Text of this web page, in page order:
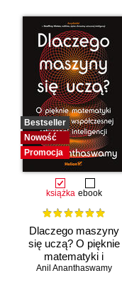
Bestseller
Nowość
Promocja
książka ebook
Dlaczego maszyny
się uczą? O pięknie
matematyki i
działaniu
Anil Ananthaswamy